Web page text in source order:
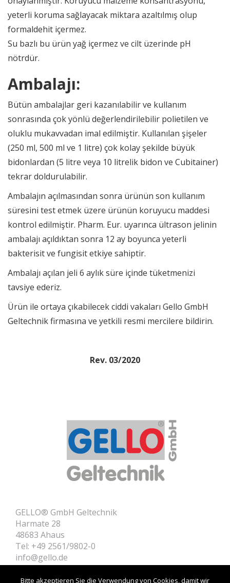
yeterli koruma sağlayacak miktara azaltılmış olup
formaldehit içermez.
Su bazlı bu ürün yağ içermez ve cilt üzerinde pH
nötrdür.
Ambalajı:
Bütün ambalajlar geri kazanılabilir ve kullanım
sonrasında çok yönlü değerlendirilebilir polietilen ve
oluklu mukavvadan imal edilmiştir. Kullanılan şişeler
(250 ml, 500 ml ve 1 litre) çok kolay şekilde büyük
bidonlardan (5 litre veya 10 litrelik bidon ve Cubitainer)
tekrar doldurulabilir.
Ambalajın açılmasından sonra ürünün son kullanım
süresini test etmek üzere ürünün koruyucu maddesi
kontrol edilmiştir. Pharm. Eur. uyarınca ültrason jelinin
ambalajı açıldıktan sonra 12 ay boyunca yeterli
bakterisit ve fungisit etkiye sahiptir.
Ambalajı açılan jeli 6 aylık süre içinde tüketmenizi
tavsiye ederiz.
Ürün ile ortaya çıkabilecek ciddi vakaları Gello GmbH
Geltechnik firmasına ve yetkili resmi mercilere bildirin.
Rev. 03/2020
GELLO® GmbH Geltechnik
Harmate 28
48683 Ahaus
Tel: +49 2561/9802-0
info@gello.de
Home
Contact
Bitte akzeptieren Sie die Verwendung von Cookies, damit wir